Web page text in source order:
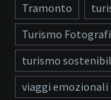
Tramonto
Turismo
turismo
viaggi emozionali